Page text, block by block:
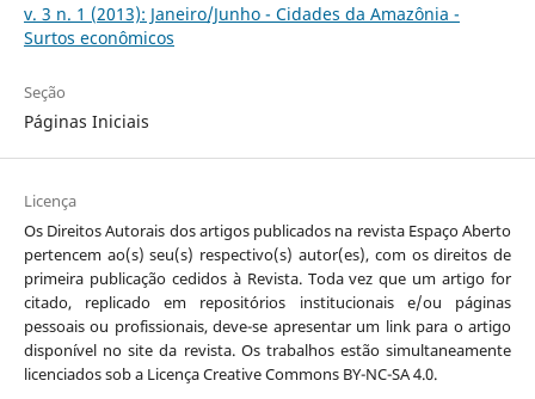
v. 3 n. 1 (2013): Janeiro/Junho - Cidades da Amazônia -
Surtos econômicos
Seção
Páginas Iniciais
Licença
Os Direitos Autorais dos artigos publicados na revista Espaço Aberto
pertencem ao(s) seu(s) respectivo(s) autor(es), com os direitos de
primeira publicação cedidos à Revista. Toda vez que um artigo for
citado, replicado em repositórios institucionais e/ou páginas
pessoais ou profissionais, deve-se apresentar um link para o artigo
disponível no site da revista. Os trabalhos estão simultaneamente
licenciados sob a Licença Creative Commons BY-NC-SA 4.0.